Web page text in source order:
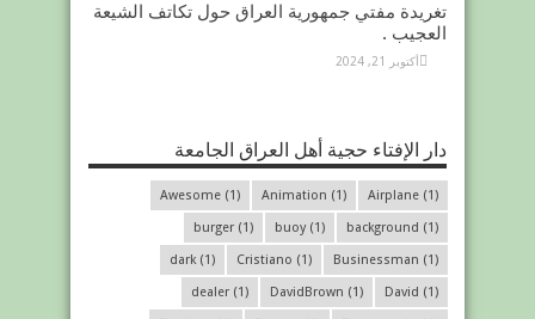
تغريدة مفتي جمهورية العراق حول تكاتف الشيعة
العجيب .
أكتوبر 21, 2024
دار الإفتاء حجية أهل العراق الجامعة
Airplane (1)
Animation (1)
Awesome (1)
background (1)
buoy(1)
burger (1)
Businessman (1)
Cristiano (1)
dark (1)
David (1)
DavidBrown (1)
dealer (1)